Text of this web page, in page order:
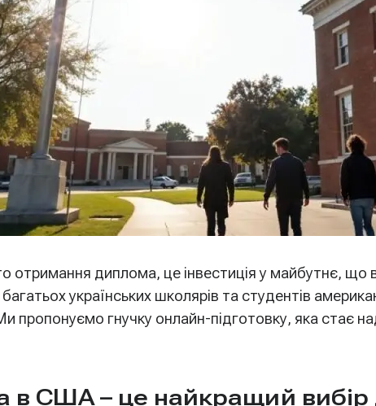
отримання диплома, це інвестиція у майбутнє, що
українських школярів та студентів
пропонуємо гнучку онлайн-підготовку, яка стає
в США – це найкращий